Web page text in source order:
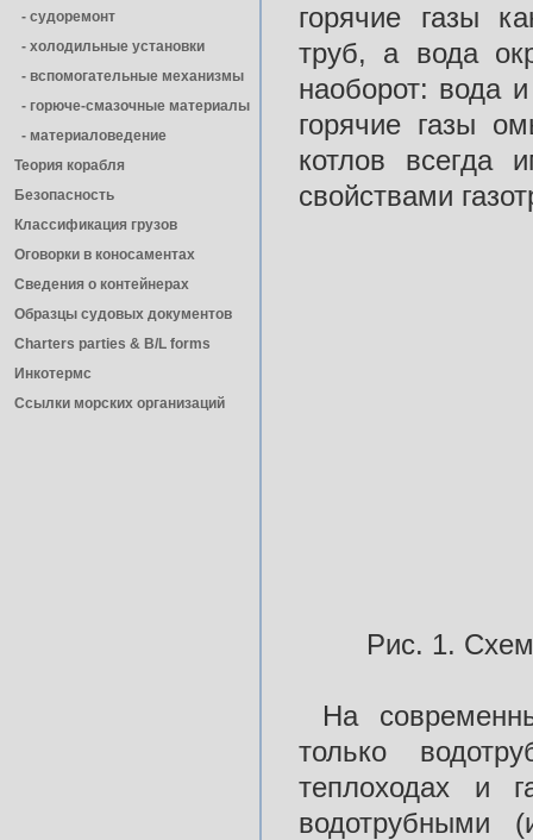
- cудоремонт
- холодильные установки
- вспомогательные механизмы
- горюче-смазочные материалы
- материаловедение
Теория корабля
Безопасность
Классификация грузов
Оговорки в коносаментах
Сведения о контейнерах
Образцы судовых документов
Charters parties & B/L forms
Инкотермс
Ссылки морских организаций
горячие газы
труб, а вода
наоборот: вода
горячие газы
котлов всегда
свойствами
Рис. 1.
На
только
теплоходах и
водотрубными